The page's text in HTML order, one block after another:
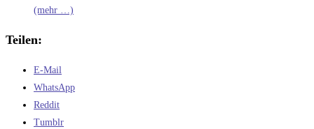
(mehr …)
Teilen:
E-Mail
WhatsApp
Reddit
Tumblr